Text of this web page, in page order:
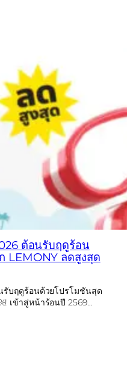
ต้อนรับฤดูร้อน
LEMONY ลดสูงสุด
รับฤดูร้อนด้วยโปรโมชันสุด
เข้าสู่หน้าร้อนปี 2569…